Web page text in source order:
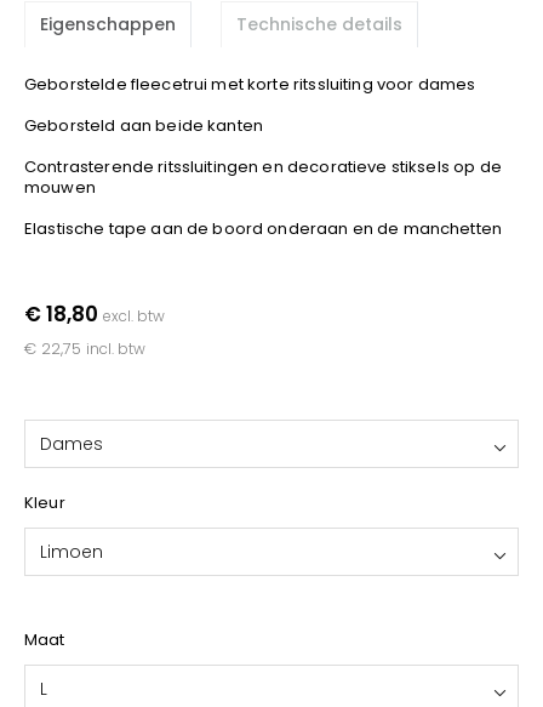
Promodoro
Safety Jogger
Shugon
Stanley/Stella
Eigenschappen Technische details
Geborstelde fleecetrui met korte ritssluiting voor dames
Geborsteld aan beide kanten
Contrasterende ritssluitingen en decoratieve stiksels op de
mouwen
Elastische tape aan de boord onderaan en de manchetten
€ 18,80 excl. btw
€ 22,75 incl. btw
Dames
Kleur
Limoen
Maat
L